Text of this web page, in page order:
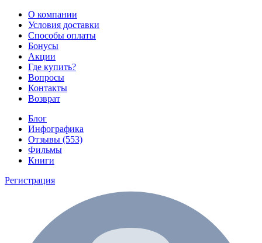
О компании
Условия доставки
Способы оплаты
Бонусы
Акции
Где купить?
Вопросы
Контакты
Возврат
Блог
Инфографика
Отзывы (553)
Фильмы
Книги
Регистрация